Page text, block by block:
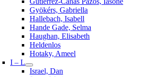
Gyökérs, Gabriella
Hallebach, Isabell
Hande Gade, Selma
Haughan, Elisabeth
Heldenlos
Hotaky, Ameel
I – L
Israel, Dan